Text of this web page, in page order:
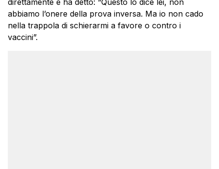
abbiamo l’onere della prova inversa. Ma io non cado
nella trappola di schierarmi a favore o contro i
vaccini”.